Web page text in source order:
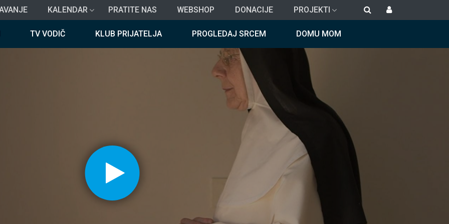
KALENDAR PRATITE NAS WEBSHOP DONACIJE PROJEKTI
TV VODIČ KLUB PRIJATELJA PROGLEDAJ SRCEM DOMU MOM